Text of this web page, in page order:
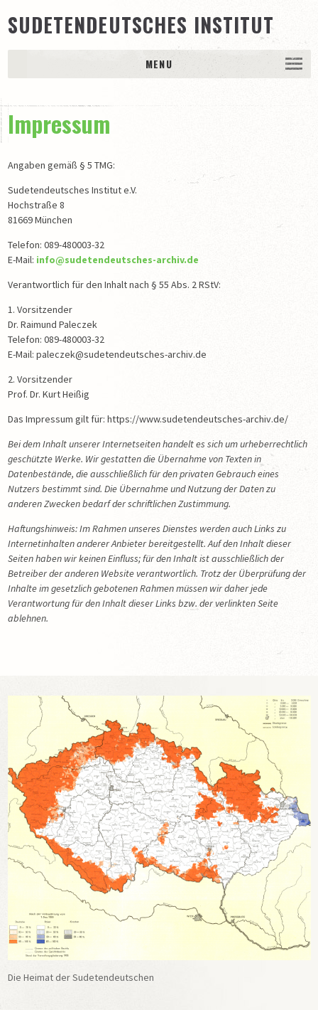
SUDETENDEUTSCHES INSTITUT
MENU
Ansprechpartner
65 Jahre Sudetendeutsches Archiv / Sudetendeutsches
BESTÄNDE
Schriftgutarchiv
Bildarchiv
ODSUN 1 + 2
ODSUN 1
Internierung und Zwangsarbeit der Sudetendeutschen
1945
Zwei Schwestern an der Front
Das Bistum Leitmeritz
Kauf widerrufen
HEIMATSAMMLUNGEN
August-Sauer-Plakette
MISZELLEN
HINWEISE FÜR FORSCHUNGSANFRAGEN
DATENSCHUTZ
IMPRESSUM
Impressum
Angaben gemäß § 5 TMG:
Sudetendeutsches Institut e.V.
Hochstraße 8
81669 München
Telefon: 089-480003-32
E-Mail: info@sudetendeutsches-archiv.de
Verantwortlich für den Inhalt nach § 55 Abs. 2 RStV:
1. Vorsitzender
Dr. Raimund Paleczek
Telefon: 089-480003-32
E-Mail: paleczek@sudetendeutsches-archiv.de
2. Vorsitzender
Prof. Dr. Kurt Heißig
Das Impressum gilt für: https://www.sudetendeutsches-archiv.de/
Bei dem Inhalt unserer Internetseiten handelt es sich um urheberrechtlich
geschützte Werke. Wir gestatten die Übernahme von Texten in
Datenbestände, die ausschließlich für den privaten Gebrauch eines
Nutzers bestimmt sind. Die Übernahme und Nutzung der Daten zu
anderen Zwecken bedarf der schriftlichen Zustimmung.
Haftungshinweis: Im Rahmen unseres Dienstes werden auch Links zu
Internetinhalten anderer Anbieter bereitgestellt. Auf den Inhalt dieser
Seiten haben wir keinen Einfluss; für den Inhalt ist ausschließlich der
Betreiber der anderen Website verantwortlich. Trotz der Überprüfung der
Inhalte im gesetzlich gebotenen Rahmen müssen wir daher jede
Verantwortung für den Inhalt dieser Links bzw. der verlinkten Seite
ablehnen.
Die Heimat der Sudetendeutschen